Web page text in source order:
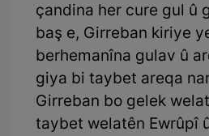
çandina her cure gul û
baş e, Girreban kiriye
berhemanîna gulav û
giya bi taybet areqa
Girreban bo gelek
taybet welatên Ewrûpî